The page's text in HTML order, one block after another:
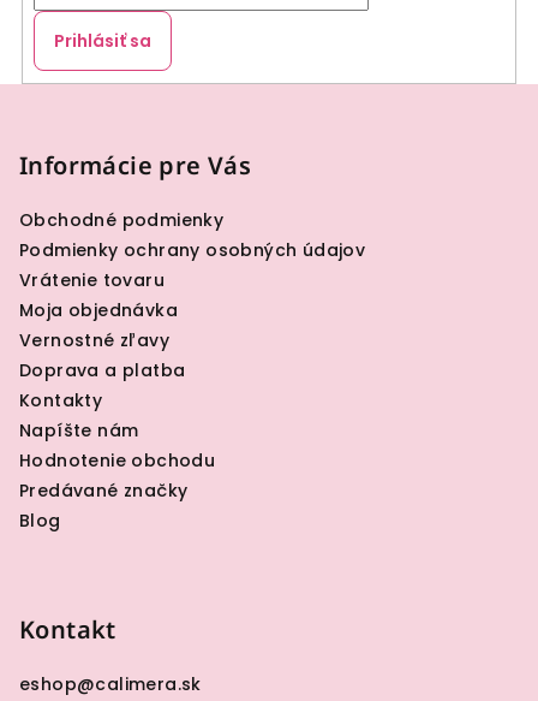
Prihlásiť sa
Informácie pre Vás
Obchodné podmienky
Podmienky ochrany osobných údajov
Vrátenie tovaru
Moja objednávka
Vernostné zľavy
Doprava a platba
Kontakty
Napíšte nám
Hodnotenie obchodu
Predávané značky
Blog
Kontakt
eshop@calimera.sk